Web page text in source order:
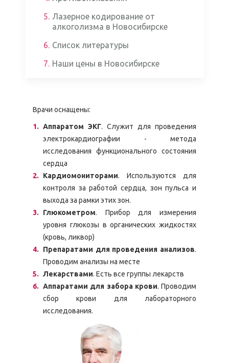
5. Лазерное кодирование от
алкоголизма в Новосибирске
6. Список литературы
7. Наши цены в Новосибирске
Врачи оснащены:
Аппаратом ЭКГ. Служит для проведения
электрокардиографии - метода
исследования функционального состояния
сердца
Кардиомониторами. Используются для
контроля за работой сердца, зон пульса и
выхода за рамки этих зон.
Глюкометром. Прибор для измерения
уровня глюкозы в органических жидкостях
(кровь, ликвор)
Препаратами для проведения анализов.
Проводим анализы на месте
Лекарствами. Есть все группы лекарств
Аппаратами для забора крови. Проводим
сбор крови для лабораторного
исследования.